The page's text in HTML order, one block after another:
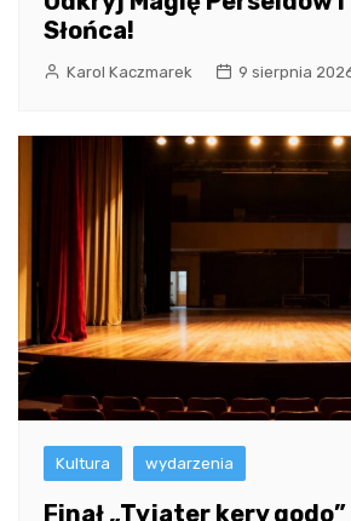
Słońca!
Karol Kaczmarek 9 sierpnia
Kultura wydarzenia
Finał „Tyjater kery godo”